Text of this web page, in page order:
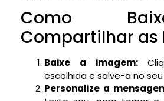
Como
Compartilhar as
Baixe a imagem:
escolhida e salve-a no seu
Personalize a